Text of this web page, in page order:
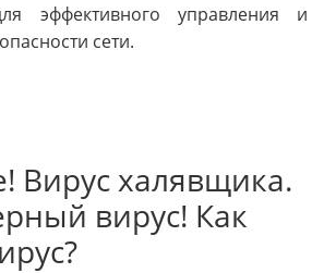
эффективного управления и
сети.
Вирус халявщика.
вирус! Как